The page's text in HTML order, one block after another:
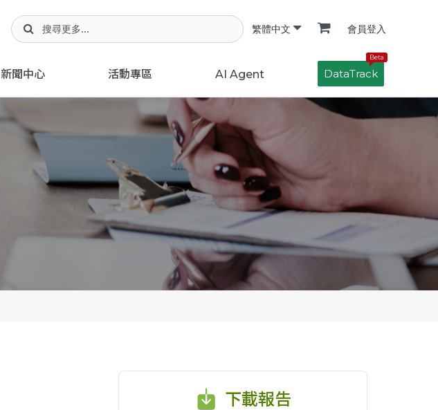
繁體中文 會員登入
新聞中心 活動專區 AI Agent
Beta
DataTrack
下載報告